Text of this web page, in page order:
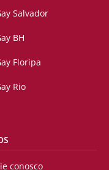
Salvador
BH
Floripa
Rio
conosco